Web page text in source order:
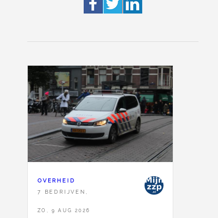
OVERHEID
7 BEDRIJVEN,
ZO, 9 AUG 2026